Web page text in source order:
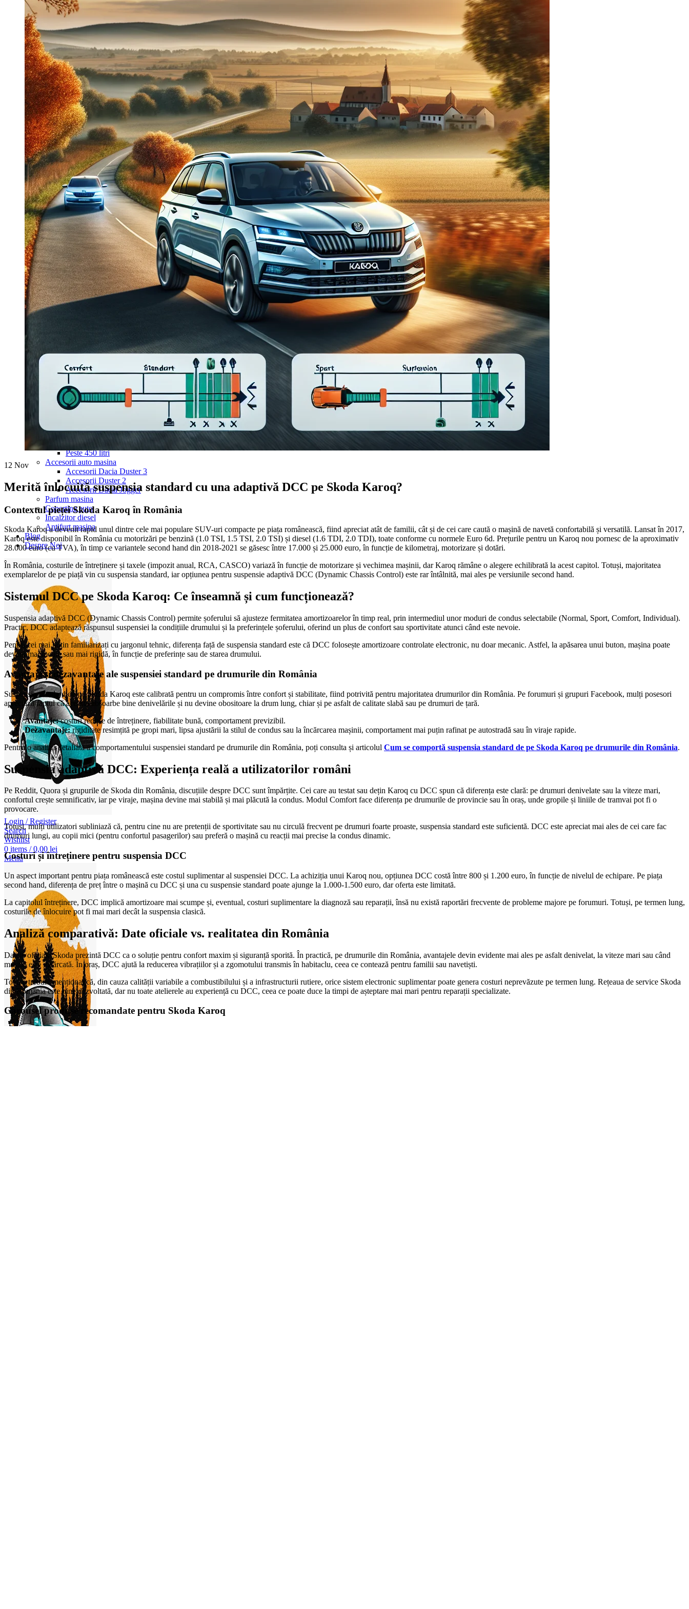
Navigatie Duster 2019
Audi
Navigatie Audi A3 8p
Navigatie Audi A4
Navigatie Audi A4 B6
Navigatie Audi A4 B7
Navigatie Audi A4 B8
Navigatie Audi A5
Navigatie Audi A6 C5
Navigatie Audi A6 C6
Navigatie Audi A6 C7
Navigatie Audi Q5
Ford
Navigație Ford Fiesta
Navigație Ford Focus 1
Navigație Ford Focus 2
Navigație Ford Focus MK3
Navigație Ford Mondeo MK3
Navigație Ford Mondeo MK4
Navigație Ford Transit
Mercedes
Navigație Mercedes C Class W203
Navigație Mercedes C Class W204
Navigație Mercedes W203
Navigație Mercedes W204
Navigație Mercedes W211
Navigație Mercedes Sprinter
Passat
Navigație Passat B5
Navigație Passat B5 5
Navigație Passat B6
Navigație Skoda Fabia 1
Navigație Skoda Fabia 2
Navigație Skoda Octavia 2
Navigație Skoda Octavia 3
Navigație Skoda Rapid
Navigație Skoda Superb 1
Navigație Skoda Superb 2
Sub 350 Litri
Peste 350 Litri
Peste 450 litri
Accesorii auto masina
Accesorii Dacia Duster 3
Accesorii Duster 2
Accesorii Dacia Jogger
Parfum masina
Copertine auto
Incalzitor diesel
Antifurt masina
Blog
Despre Noi
Login / Register
Search
Wishlist
0 items / 0,00 lei
Menu
12 Nov
Merită înlocuită suspensia standard cu una adaptivă DCC pe Skoda Karoq?
Contextul pieței Skoda Karoq în România
Skoda Karoq a devenit rapid unul dintre cele mai populare SUV-uri compacte pe piața românească, fiind apreciat atât de familii, cât și de cei care caută o mașină de navetă confortabilă și versatilă. Lansat în 2017,
Karoq este disponibil în România cu motorizări pe benzină (1.0 TSI, 1.5 TSI, 2.0 TSI) și diesel (1.6 TDI, 2.0 TDI), toate conforme cu normele Euro 6d. Prețurile pentru un Karoq nou pornesc de la aproximativ
28.000 euro (cu TVA), în timp ce variantele second hand din 2018-2021 se găsesc între 17.000 și 25.000 euro, în funcție de kilometraj, motorizare și dotări.
În România, costurile de întreținere și taxele (impozit anual, RCA, CASCO) variază în funcție de motorizare și vechimea mașinii, dar Karoq rămâne o alegere echilibrată la acest capitol. Totuși, majoritatea
exemplarelor de pe piață vin cu suspensia standard, iar opțiunea pentru suspensie adaptivă DCC (Dynamic Chassis Control) este rar întâlnită, mai ales pe versiunile second hand.
Sistemul DCC pe Skoda Karoq: Ce înseamnă și cum funcționează?
Suspensia adaptivă DCC (Dynamic Chassis Control) permite șoferului să ajusteze fermitatea amortizoarelor în timp real, prin intermediul unor moduri de condus selectabile (Normal, Sport, Comfort, Individual).
Practic, DCC adaptează răspunsul suspensiei la condițiile drumului și la preferințele șoferului, oferind un plus de confort sau sportivitate atunci când este nevoie.
Pentru cei mai puțin familiarizați cu jargonul tehnic, diferența față de suspensia standard este că DCC folosește amortizoare controlate electronic, nu doar mecanic. Astfel, la apăsarea unui buton, mașina poate
deveni mai moale sau mai rigidă, în funcție de preferințe sau de starea drumului.
Avantaje și dezavantaje ale suspensiei standard pe drumurile din România
Suspensia standard de pe Skoda Karoq este calibrată pentru un compromis între confort și stabilitate, fiind potrivită pentru majoritatea drumurilor din România. Pe forumuri și grupuri Facebook, mulți posesori
apreciază faptul că aceasta absoarbe bine denivelările și nu devine obositoare la drum lung, chiar și pe asfalt de calitate slabă sau pe drumuri de țară.
Avantaje:costuri reduse de întreținere, fiabilitate bună, comportament previzibil.
Dezavantaje:rigiditate resimțită pe gropi mari, lipsa ajustării la stilul de condus sau la încărcarea mașinii, comportament mai puțin rafinat pe autostradă sau în viraje rapide.
Pentru o analiză detaliată a comportamentului suspensiei standard pe drumurile din România, poți consulta și articolul Cum se comportă suspensia standard de pe Skoda Karoq pe drumurile din România.
Suspensia adaptivă DCC: Experiența reală a utilizatorilor români
Pe Reddit, Quora și grupurile de Skoda din România, discuțiile despre DCC sunt împărțite. Cei care au testat sau dețin Karoq cu DCC spun că diferența este clară: pe drumuri denivelate sau la viteze mari,
confortul crește semnificativ, iar pe viraje, mașina devine mai stabilă și mai plăcută la condus. Modul Comfort face diferența pe drumurile de provincie sau în oraș, unde gropile și liniile de tramvai pot fi o
provocare.
Totuși, mulți utilizatori subliniază că, pentru cine nu are pretenții de sportivitate sau nu circulă frecvent pe drumuri foarte proaste, suspensia standard este suficientă. DCC este apreciat mai ales de cei care fac
drumuri lungi, au copii mici (pentru confortul pasagerilor) sau preferă o mașină cu reacții mai precise la condus dinamic.
Costuri și întreținere pentru suspensia DCC
Un aspect important pentru piața românească este costul suplimentar al suspensiei DCC. La achiziția unui Karoq nou, opțiunea DCC costă între 800 și 1.200 euro, în funcție de nivelul de echipare. Pe piața
second hand, diferența de preț între o mașină cu DCC și una cu suspensie standard poate ajunge la 1.000-1.500 euro, dar oferta este limitată.
La capitolul întreținere, DCC implică amortizoare mai scumpe și, eventual, costuri suplimentare la diagnoză sau reparații, însă nu există raportări frecvente de probleme majore pe forumuri. Totuși, pe termen lung,
costurile de înlocuire pot fi mai mari decât la suspensia clasică.
Analiză comparativă: Date oficiale vs. realitatea din România
Datele oficiale Skoda prezintă DCC ca o soluție pentru confort maxim și siguranță sporită. În practică, pe drumurile din România, avantajele devin evidente mai ales pe asfalt denivelat, la viteze mari sau când
mașina este încărcată. În oraș, DCC ajută la reducerea vibrațiilor și a zgomotului transmis în habitaclu, ceea ce contează pentru familii sau navetiști.
Totuși, trebuie menționat că, din cauza calității variabile a combustibilului și a infrastructurii rutiere, orice sistem electronic suplimentar poate genera costuri neprevăzute pe termen lung. Rețeaua de service Skoda
din România este bine dezvoltată, dar nu toate atelierele au experiență cu DCC, ceea ce poate duce la timpi de așteptare mai mari pentru reparații specializate.
Carousel produse recomandate pentru Skoda Karoq